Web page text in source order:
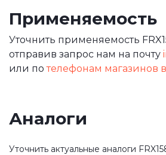
Применяемость
Уточнить применяемость
отправив запрос нам на почту
или потелефонам магазинов в
Аналоги
Уточнить актуальные аналоги